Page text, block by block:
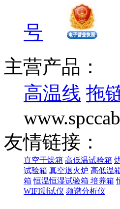
号
主营产品：
高温线 拖
友情链接：
真空干燥箱 高低温试验箱
试验箱 真空退火炉 高低温
箱 恒温恒湿试验箱 培养箱
WIFI测试仪 频谱分析仪